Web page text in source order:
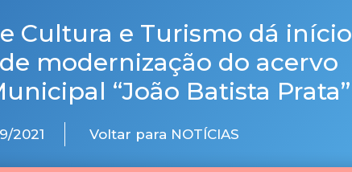
Cultura e Turismo dá início
modernização do acervo
“João Batista Prata”
2021 Voltar para NOTÍCIAS